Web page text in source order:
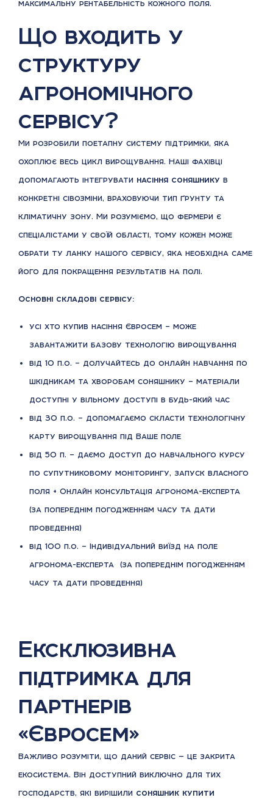
максимальну рентабельність кожного поля.
Що входить у
структуру
агрономічного
сервісу?
Ми розробили поетапну систему підтримки, яка
охоплює весь цикл вирощування. Наші фахівці
допомагають інтегрувати насіння соняшнику в
конкретні сівозміни, враховуючи тип ґрунту та
кліматичну зону. Ми розуміємо, що фермери є
спеціалістами у своїй області, тому кожен може
обрати ту ланку нашого сервісу, яка необхідна саме
його для покращення результатів на полі.
Основні складові сервісу:
усі хто купив насіння Євросем – може
завантажити базову технологію вирощування
від 10 п.о. – долучайтесь до онлайн навчання по
шкідникам та хворобам соняшнику – матеріали
доступні у вільному доступі в будь-який час
від 30 п.о. – допомагаємо скласти технологічну
карту вирощування під Ваше поле
від 50 п. – даємо доступ до навчального курсу
по супутниковому моніторингу, запуск власного
поля + Онлайн консультація агронома-експерта
(за попереднім погодженням часу та дати
проведення)
від 100 п.о. – Індивідуальний виїзд на поле
агронома-експерта (за попереднім погодженням
часу та дати проведення)
Ексклюзивна
підтримка для
партнерів
«Євросем»
Важливо розуміти, що даний сервіс — це закрита
екосистема. Він доступний виключно для тих
господарств, які вирішили соняшник купити